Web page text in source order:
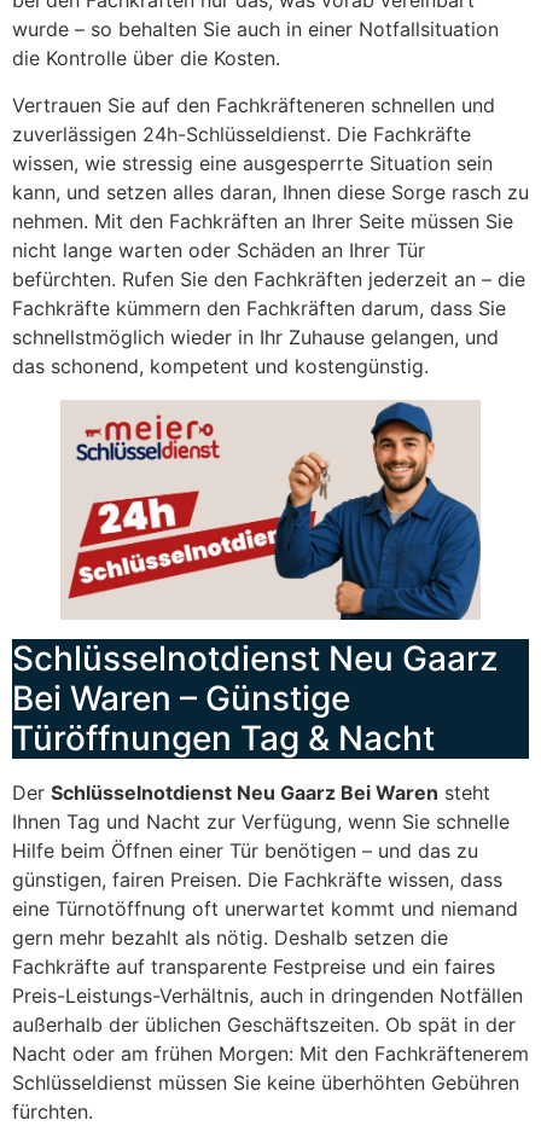
wurde – so behalten Sie auch in einer Notfallsituation
die Kontrolle über die Kosten.
Vertrauen Sie auf den Fachkräfteneren schnellen und
zuverlässigen 24h-Schlüsseldienst. Die Fachkräfte
wissen, wie stressig eine ausgesperrte Situation sein
kann, und setzen alles daran, Ihnen diese Sorge rasch zu
nehmen. Mit den Fachkräften an Ihrer Seite müssen Sie
nicht lange warten oder Schäden an Ihrer Tür
befürchten. Rufen Sie den Fachkräften jederzeit an – die
Fachkräfte kümmern den Fachkräften darum, dass Sie
schnellstmöglich wieder in Ihr Zuhause gelangen, und
das schonend, kompetent und kostengünstig.
Schlüsselnotdienst Neu Gaarz
Bei Waren – Günstige
Türöffnungen Tag & Nacht
Der Schlüsselnotdienst Neu Gaarz Bei Waren steht
Ihnen Tag und Nacht zur Verfügung, wenn Sie schnelle
Hilfe beim Öffnen einer Tür benötigen – und das zu
günstigen, fairen Preisen. Die Fachkräfte wissen, dass
eine Türnotöffnung oft unerwartet kommt und niemand
gern mehr bezahlt als nötig. Deshalb setzen die
Fachkräfte auf transparente Festpreise und ein faires
Preis-Leistungs-Verhältnis, auch in dringenden Notfällen
außerhalb der üblichen Geschäftszeiten. Ob spät in der
Nacht oder am frühen Morgen: Mit den Fachkräftenerem
Schlüsseldienst müssen Sie keine überhöhten Gebühren
fürchten.